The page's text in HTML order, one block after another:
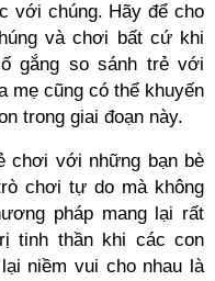
với chúng. Hãy để cho
và chơi bất cứ khi
gắng so sánh trẻ với
mẹ cũng có thể khuyến
trong giai đoạn này.
chơi với những bạn bè
chơi tự do mà không
pháp mang lại rất
tinh thần khi các con
niềm vui cho nhau là